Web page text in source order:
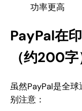
功率更高
PayPal在
（约200字
虽然PayPal是全
别注意：